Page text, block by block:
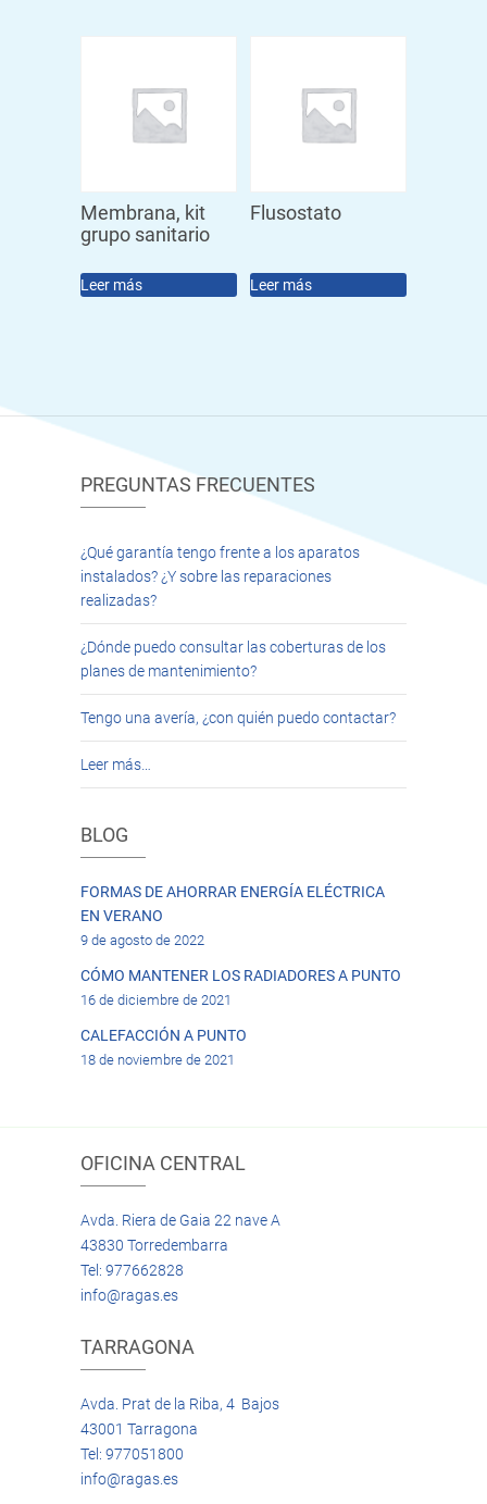
Membrana, kit
grupo sanitario
Leer más
Flusostato
Leer más
PREGUNTAS FRECUENTES
¿Qué garantía tengo frente a los aparatos
instalados? ¿Y sobre las reparaciones
realizadas?
¿Dónde puedo consultar las coberturas de los
planes de mantenimiento?
Tengo una avería, ¿con quién puedo contactar?
Leer más…
BLOG
FORMAS DE AHORRAR ENERGÍA ELÉCTRICA
EN VERANO
9 de agosto de 2022
CÓMO MANTENER LOS RADIADORES A PUNTO
16 de diciembre de 2021
CALEFACCIÓN A PUNTO
18 de noviembre de 2021
OFICINA CENTRAL
Avda. Riera de Gaia 22 nave A
43830 Torredembarra
Tel: 977662828
info@ragas.es
TARRAGONA
Avda. Prat de la Riba, 4 Bajos
43001 Tarragona
Tel: 977051800
info@ragas.es